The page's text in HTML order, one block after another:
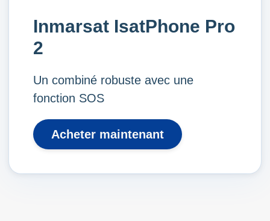
Inmarsat IsatPhone Pro
2
Un combiné robuste avec une
fonction SOS
Acheter maintenant